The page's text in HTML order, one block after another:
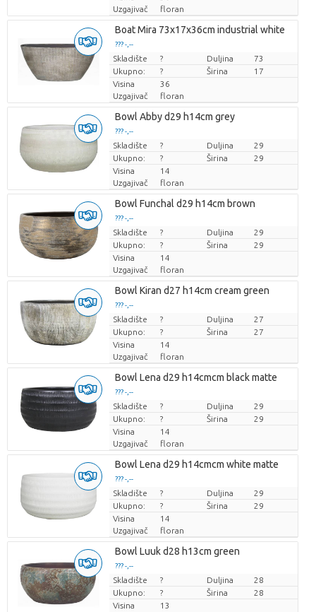
Uzgajivač
floran
Boat Mira 73x17x36cm industrial white
??? -,--
Cijena po komadu
Skladište ? Duljina
73
Ukupno:
? Širina
17
Visina
36
Uzgajivač
floran
Bowl Abby d29 h14cm grey
??? -,--
Cijena po komadu
Skladište ? Duljina
29
Ukupno:
? Širina
29
Visina
14
Uzgajivač
floran
Bowl Funchal d29 h14cm brown
??? -,--
Cijena po komadu
Skladište ? Duljina
29
Ukupno:
? Širina
29
Visina
14
Uzgajivač
floran
Bowl Kiran d27 h14cm cream green
??? -,--
Cijena po komadu
Skladište ? Duljina
27
Ukupno:
? Širina
27
Visina
14
Uzgajivač
floran
Bowl Lena d29 h14cmcm black matte
??? -,--
Cijena po komadu
Skladište ? Duljina
29
Ukupno:
? Širina
29
Visina
14
Uzgajivač
floran
Bowl Lena d29 h14cmcm white matte
??? -,--
Cijena po komadu
Skladište ? Duljina
29
Ukupno:
? Širina
29
Visina
14
Uzgajivač
floran
Bowl Luuk d28 h13cm green
??? -,--
Cijena po komadu
Skladište ? Duljina
28
Ukupno:
? Širina
28
Visina
13